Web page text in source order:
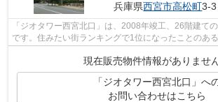
兵庫県西宮市高松町3-3
「ジオタワー西宮北口」は、2008年竣工、26階建て
です。住みたい街ランキングで1位になったことのあ
現在販売物件情報がありません
「ジオタワー西宮北口」へ
お問い合わせはこちら